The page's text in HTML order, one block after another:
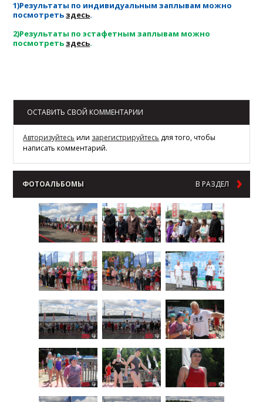
1)Результаты по индивидуальным заплывам можно
посмотретьздесь.
2)Результаты по эстафетным заплывам можно
посмотретьздесь.
ОСТАВИТЬ СВОЙ КОММЕНТАРИИ
Авторизуйтесь или зарегистрируйтесь для того, чтобы
написать комментарий.
ФОТОАЛЬБОМЫ В РАЗДЕЛ